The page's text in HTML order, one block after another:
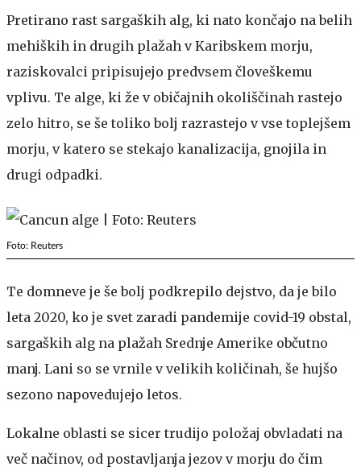
Pretirano rast sargaških alg, ki nato končajo na belih
mehiških in drugih plažah v Karibskem morju,
raziskovalci pripisujejo predvsem človeškemu
vplivu. Te alge, ki že v običajnih okoliščinah rastejo
zelo hitro, se še toliko bolj razrastejo v vse toplejšem
morju, v katero se stekajo kanalizacija, gnojila in
drugi odpadki.
Foto: Reuters
Te domneve je še bolj podkrepilo dejstvo, da je bilo
leta 2020, ko je svet zaradi pandemije covid-19 obstal,
sargaških alg na plažah Srednje Amerike občutno
manj. Lani so se vrnile v velikih količinah, še hujšo
sezono napovedujejo letos.
Lokalne oblasti se sicer trudijo položaj obvladati na
več načinov, od postavljanja jezov v morju do čim